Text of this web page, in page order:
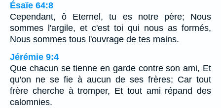
Ésaïe 64:8
Cependant, ô Eternel, tu es notre père; Nous
sommes l'argile, et c'est toi qui nous as formés,
Nous sommes tous l'ouvrage de tes mains.
Jérémie 9:4
Que chacun se tienne en garde contre son ami, Et
qu'on ne se fie à aucun de ses frères; Car tout
frère cherche à tromper, Et tout ami répand des
calomnies.